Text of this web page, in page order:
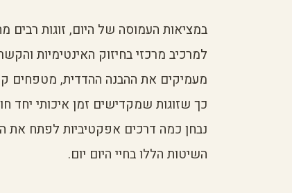
במציאות העמוסה של היום, זוגות רבים
למרכיב מרכזי בחיזוק האינטימיות
מעמיקים את ההבנה ההדדית, מטפחים
כך שזוגות שמקדישים זמן איכותי יחד
נבחן כמה דרכים אפקטיביות לפתח את
השיטות הללו בחיי היום יום.